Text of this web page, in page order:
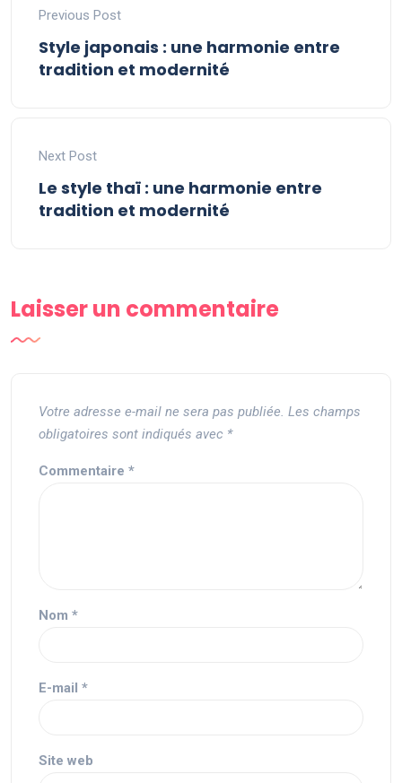
Previous Post
Style japonais : une harmonie entre
tradition et modernité
Next Post
Le style thaï : une harmonie entre
tradition et modernité
Laisser un commentaire
Votre adresse e-mail ne sera pas publiée. Les champs
obligatoires sont indiqués avec *
Commentaire *
Nom *
E-mail *
Site web